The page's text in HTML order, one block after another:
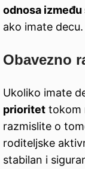
odnosa
ako imate decu.
Obavezno
Ukoliko imate
prioritet tokom
razmislite o
roditeljske
stabilan i